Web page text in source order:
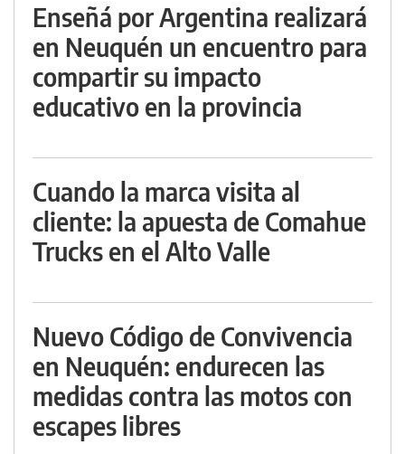
Enseñá por Argentina realizará
en Neuquén un encuentro para
compartir su impacto
educativo en la provincia
Cuando la marca visita al
cliente: la apuesta de Comahue
Trucks en el Alto Valle
Nuevo Código de Convivencia
en Neuquén: endurecen las
medidas contra las motos con
escapes libres